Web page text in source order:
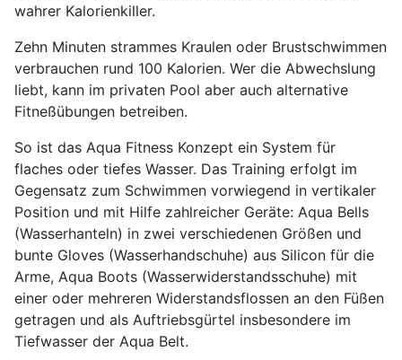
wahrer Kalorienkiller.
Zehn Minuten strammes Kraulen oder Brustschwimmen
verbrauchen rund 100 Kalorien. Wer die Abwechslung
liebt, kann im privaten Pool aber auch alternative
Fitneßübungen betreiben.
So ist das Aqua Fitness Konzept ein System für
flaches oder tiefes Wasser. Das Training erfolgt im
Gegensatz zum Schwimmen vorwiegend in vertikaler
Position und mit Hilfe zahlreicher Geräte: Aqua Bells
(Wasserhanteln) in zwei verschiedenen Größen und
bunte Gloves (Wasserhandschuhe) aus Silicon für die
Arme, Aqua Boots (Wasserwiderstandsschuhe) mit
einer oder mehreren Widerstandsflossen an den Füßen
getragen und als Auftriebsgürtel insbesondere im
Tiefwasser der Aqua Belt.